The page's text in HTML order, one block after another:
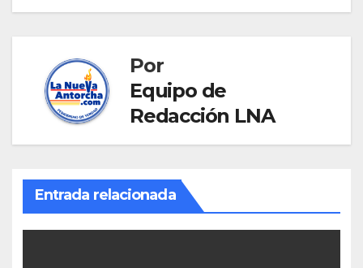
Por
Equipo de
Redacción LNA
Entrada relacionada